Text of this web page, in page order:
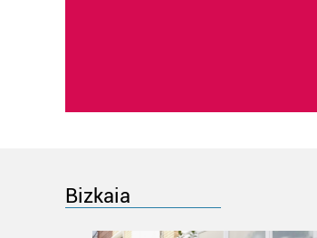
Bizkaia